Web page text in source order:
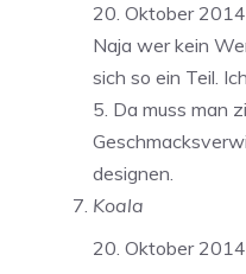
20. Oktober
Naja wer kein
sich so ein Teil.
5. Da muss man
designen.
Koala
20. Oktober